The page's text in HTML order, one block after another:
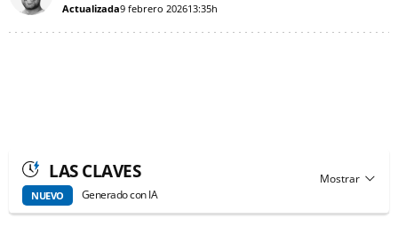
Actualizada9 febrero 202613:35h
LAS CLAVES
NUEVO Generado con IA